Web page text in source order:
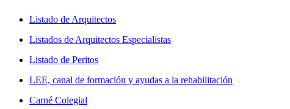
Listado de Arquitectos
Listados de Arquitectos Especialistas
Listado de Peritos
LEE, canal de formación y ayudas a la rehabilitación
Carné Colegial